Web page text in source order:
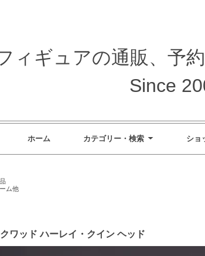
ィギュアの通販、予
Since
ホーム カテゴリー・検索 ショ
ム他
ワッド ハーレイ・クイン ヘッド